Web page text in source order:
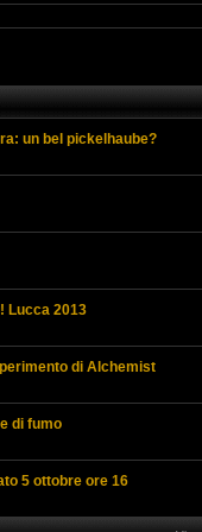
un bel pickelhaube?
Lucca 2013
di Alchemist
di fumo
5 ottobre ore 16